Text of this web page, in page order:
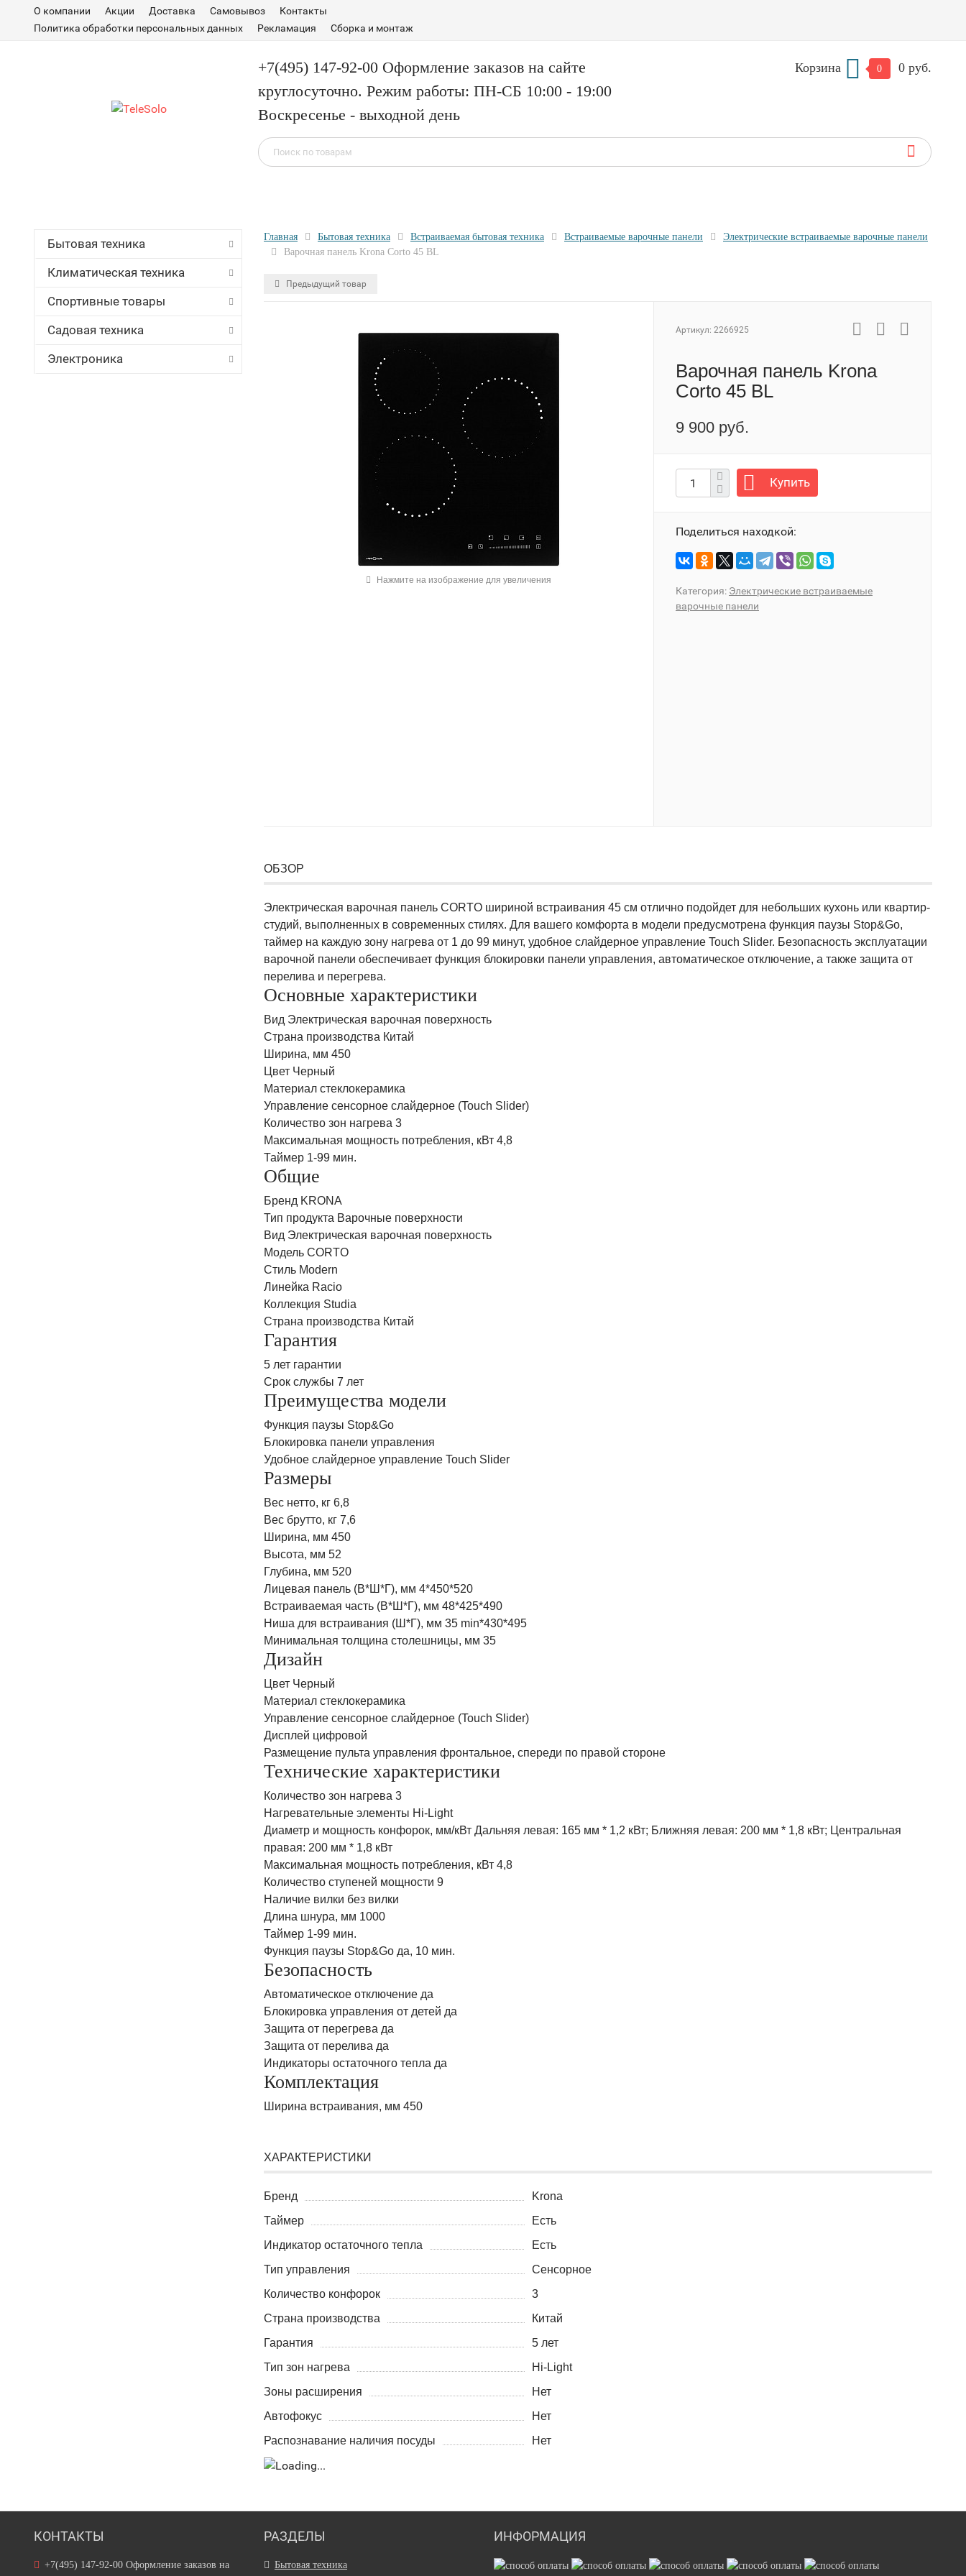
О компании Акции Доставка Самовывоз
Контакты
Политика обработки персональных данных
Рекламация Сборка и монтаж
+7(495) 147-92-00 Оформление заказов на сайте
круглосуточно. Режим работы: ПН-СБ 10:00 - 19:00
Воскресенье - выходной день
Корзина 0 0 руб.
Бытовая техника
Климатическая техника
Спортивные товары
Садовая техника
Электроника
Главная Бытовая техника Встраиваемая бытовая техника Встраиваемые варочные панели
Электрические встраиваемые варочные панели
Варочная панель Krona Corto 45 BL
Предыдущий товар
Нажмите на изображение для увеличения
Артикул: 2266925
Варочная панель Krona
Corto 45 BL
9 900 руб.
Купить
Поделиться находкой:
Категория: Электрические встраиваемые
варочные панели
ОБЗОР
Электрическая варочная панель CORTO шириной встраивания 45 см отлично подойдет для небольших кухонь или квартир-
студий, выполненных в современных стилях. Для вашего комфорта в модели предусмотрена функция паузы Stop&Go,
таймер на каждую зону нагрева от 1 до 99 минут, удобное слайдерное управление Touch Slider. Безопасность эксплуатации
варочной панели обеспечивает функция блокировки панели управления, автоматическое отключение, а также защита от
перелива и перегрева.
Основные характеристики
Вид Электрическая варочная поверхность
Страна производства Китай
Ширина, мм 450
Цвет Черный
Материал стеклокерамика
Управление сенсорное слайдерное (Touch Slider)
Количество зон нагрева 3
Максимальная мощность потребления, кВт 4,8
Таймер 1-99 мин.
Общие
Бренд KRONA
Тип продукта Варочные поверхности
Вид Электрическая варочная поверхность
Модель CORTO
Стиль Modern
Линейка Racio
Коллекция Studia
Страна производства Китай
Гарантия
5 лет гарантии
Срок службы 7 лет
Преимущества модели
Функция паузы Stop&Go
Блокировка панели управления
Удобное слайдерное управление Touch Slider
Размеры
Вес нетто, кг 6,8
Вес брутто, кг 7,6
Ширина, мм 450
Высота, мм 52
Глубина, мм 520
Лицевая панель (В*Ш*Г), мм 4*450*520
Встраиваемая часть (В*Ш*Г), мм 48*425*490
Ниша для встраивания (Ш*Г), мм 35 min*430*495
Минимальная толщина столешницы, мм 35
Дизайн
Цвет Черный
Материал стеклокерамика
Управление сенсорное слайдерное (Touch Slider)
Дисплей цифровой
Размещение пульта управления фронтальное, спереди по правой стороне
Технические характеристики
Количество зон нагрева 3
Нагревательные элементы Hi-Light
Диаметр и мощность конфорок, мм/кВт Дальняя левая: 165 мм * 1,2 кВт; Ближняя левая: 200 мм * 1,8 кВт; Центральная
правая: 200 мм * 1,8 кВт
Максимальная мощность потребления, кВт 4,8
Количество ступеней мощности 9
Наличие вилки без вилки
Длина шнура, мм 1000
Таймер 1-99 мин.
Функция паузы Stop&Go да, 10 мин.
Безопасность
Автоматическое отключение да
Блокировка управления от детей да
Защита от перегрева да
Защита от перелива да
Индикаторы остаточного тепла да
Комплектация
Ширина встраивания, мм 450
ХАРАКТЕРИСТИКИ
Бренд
Krona
Таймер
Есть
Индикатор остаточного тепла
Есть
Тип управления
Сенсорное
Количество конфорок
3
Страна производства
Китай
Гарантия
5 лет
Тип зон нагрева
Hi-Light
Зоны расширения
Нет
Автофокус
Нет
Распознавание наличия посуды
Нет
КОНТАКТЫ
+7(495) 147-92-00 Оформление заказов на
РАЗДЕЛЫ
Бытовая техника
ИНФОРМАЦИЯ